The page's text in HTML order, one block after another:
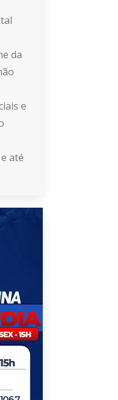
da
e
até